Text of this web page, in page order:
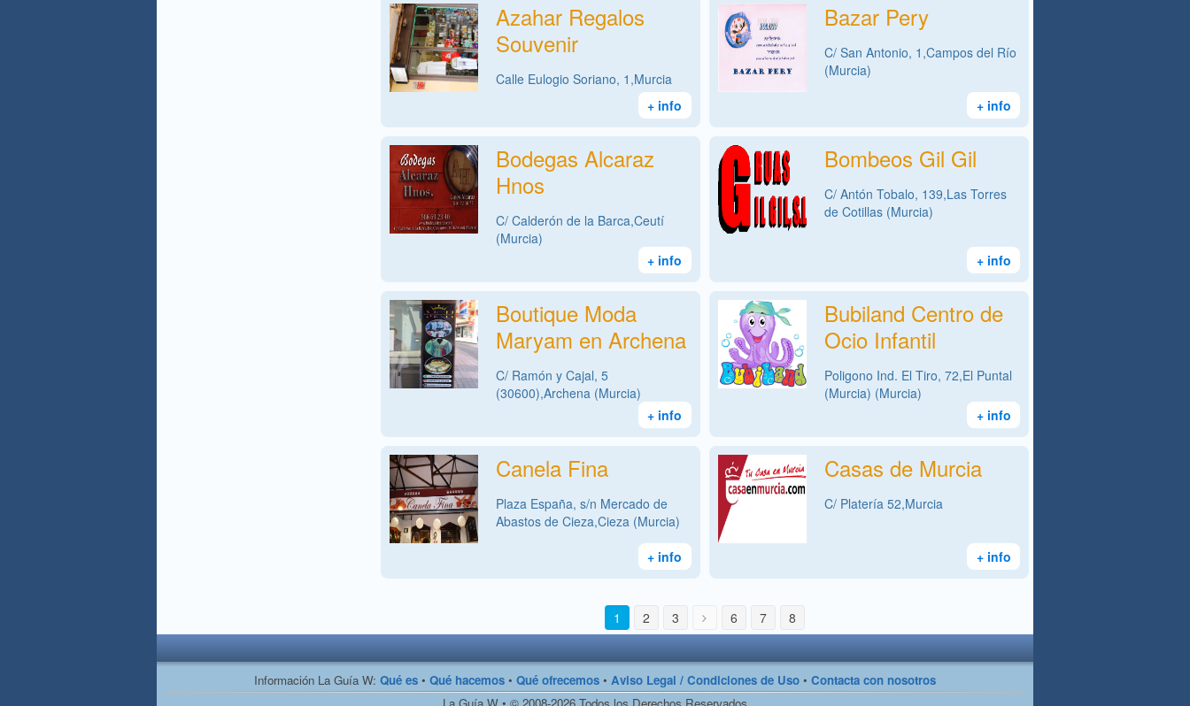
Azahar Regalos
Souvenir
Calle Eulogio Soriano, 1,Murcia
+ info
Bazar Pery
C/ San Antonio, 1,Campos del Río
(Murcia)
+ info
Bodegas Alcaraz
Hnos
C/ Calderón de la Barca,Ceutí
(Murcia)
+ info
Bombeos Gil Gil
C/ Antón Tobalo, 139,Las Torres
de Cotillas (Murcia)
+ info
Boutique Moda
Maryam en Archena
C/ Ramón y Cajal, 5
(30600),Archena (Murcia)
+ info
Bubiland Centro de
Ocio Infantil
Poligono Ind. El Tiro, 72,El Puntal
(Murcia) (Murcia)
+ info
Canela Fina
Plaza España, s/n Mercado de
Abastos de Cieza,Cieza (Murcia)
+ info
Casas de Murcia
C/ Platería 52,Murcia
+ info
1 2 3 6 7 8
Información La Guía W: Qué es • Qué hacemos • Qué ofrecemos • Aviso Legal / Condiciones de Uso • Contacta con nosotros